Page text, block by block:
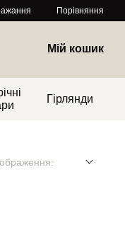
Порівняння
Мій кошик
Гірлянди